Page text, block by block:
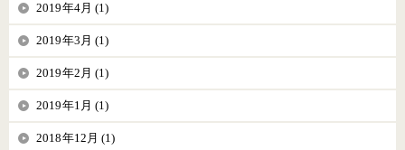
2019年4月 (1)
2019年3月 (1)
2019年2月 (1)
2019年1月 (1)
2018年12月 (1)